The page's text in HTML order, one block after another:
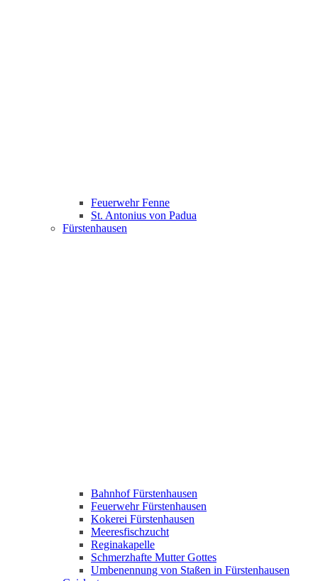
Feuerwehr Fenne
St. Antonius von Padua
Fürstenhausen
Bahnhof Fürstenhausen
Feuerwehr Fürstenhausen
Kokerei Fürstenhausen
Meeresfischzucht
Reginakapelle
Schmerzhafte Mutter Gottes
Umbenennung von Staßen in Fürstenhausen